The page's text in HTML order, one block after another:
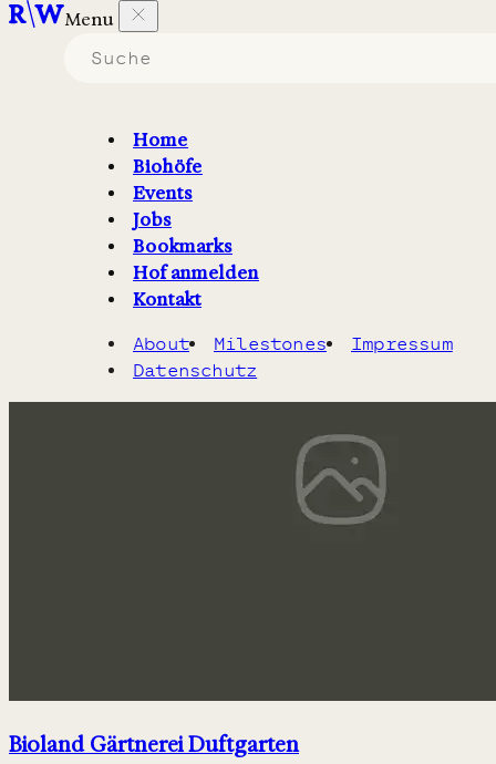
Menu
Home
Biohöfe
Events
Jobs
Bookmarks
Hof anmelden
Kontakt
About Milestones
Impressum
Datenschutz
Biohöfe in Nordrhein-
Kartoffeln erzeugen.
Karte
Bioland Gärtnerei Duftgarten